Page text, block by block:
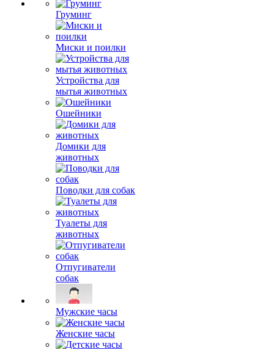
Груминг
Миски и поилки
Устройства для
мытья животных
Ошейники
Домики для
животных
Поводки для собак
Туалеты для
животных
Отпугиватели
собак
Мужские часы
Женские часы